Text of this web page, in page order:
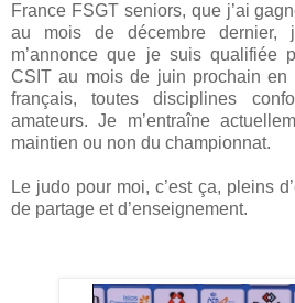
France FSGT seniors, que j’ai
au mois de décembre
m’annonce que je suis qualifiée
CSIT au mois de juin prochain en
français, toutes disciplines
amateurs. Je m’entraîne
maintien ou non du championnat.
Le judo pour moi, c’est ça, pleins
de partage et d’enseignement.